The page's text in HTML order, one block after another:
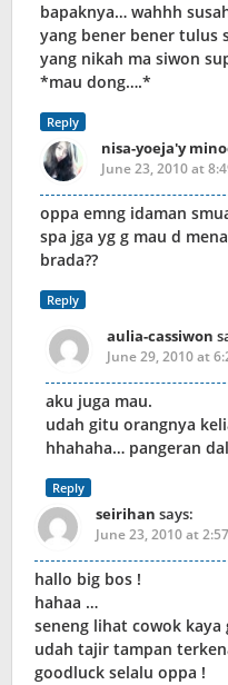
bapaknya… wahhh
yang bener bener tulus
yang nikah ma siwon
*mau dong….*
Reply
nisa-yoeja'y
June 23, 2010 at
oppa emng idaman
spa jga yg g mau d
brada??
Reply
aulia-cassiwon
June 29, 2010 at
aku juga mau.
udah gitu orangnya
hhahaha… pangeran
Reply
seirihan says:
June 23, 2010 at
hallo big bos !
hahaa …
seneng lihat cowok kaya
udah tajir tampan
goodluck selalu oppa !